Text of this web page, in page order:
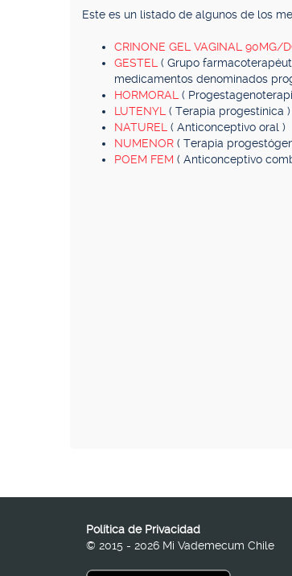
Este es un listado de algunos de los
CRINONE GEL VAGINAL 90MG/
GESTEL ( Grupo
medicamentos denominados
HORMORAL (
LUTENYL ( Terapia progestínica )
NATUREL ( Anticonceptivo oral )
NUMENOR ( Terapia
POEM FEM ( Anticonceptivo
Política de Privacidad
© 2015 - 2026 Mi Vademecum Chile